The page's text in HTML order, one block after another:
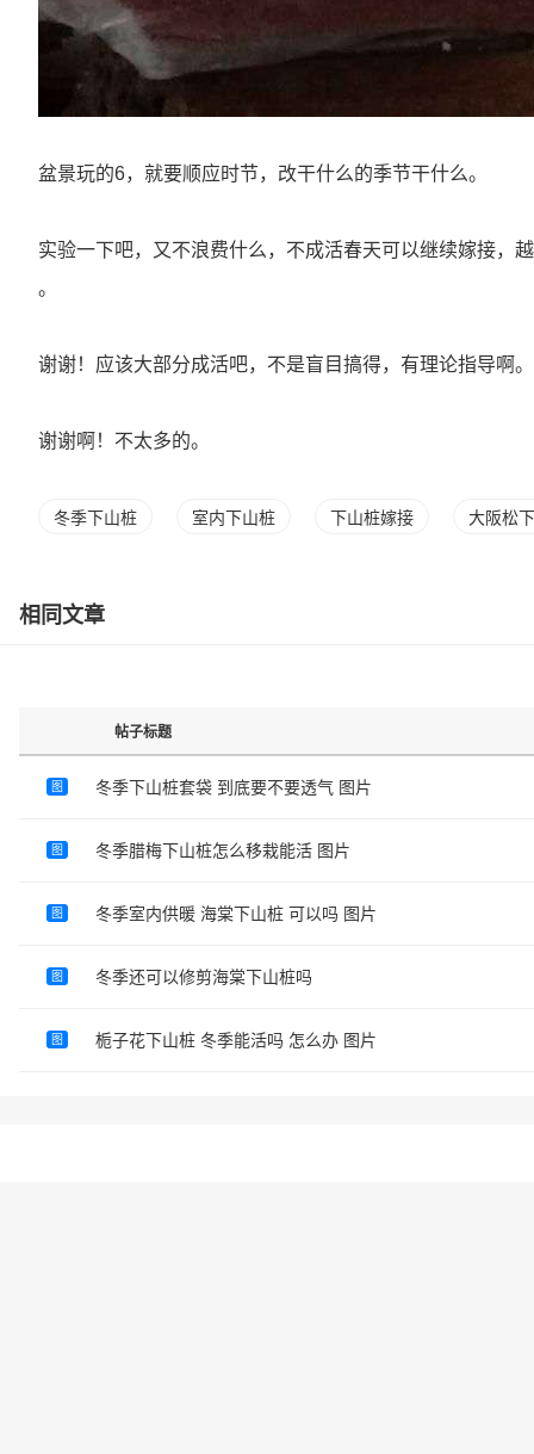
盆景玩的6，就要顺应时节，改干什么的季节干什么。
实验一下吧，又不浪费什么，不成活春天可以继续嫁接，
。
谢谢！应该大部分成活吧，不是盲目搞得，有理论指导啊。
谢谢啊！不太多的。
冬季下山桩 室内下山桩 下山桩嫁接 大阪松
相同文章
帖子标题
图 冬季下山桩套袋 到底要不要透气 图片
图 冬季腊梅下山桩怎么移栽能活 图片
图 冬季室内供暖 海棠下山桩 可以吗 图片
图 冬季还可以修剪海棠下山桩吗
图 栀子花下山桩 冬季能活吗 怎么办 图片